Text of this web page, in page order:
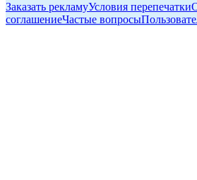
Заказать рекламуУсловия перепечатки
соглашениеЧастые вопросы